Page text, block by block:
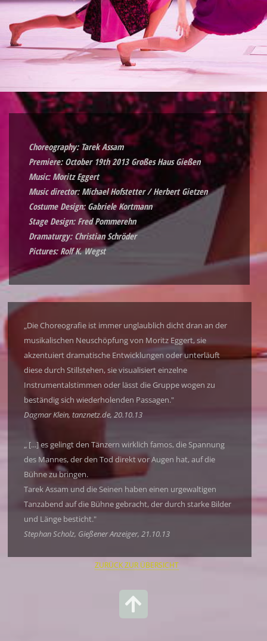
Choreography: Tarek Assam
Premiere: October 19th 2013 Großes Haus Gießen
Music: Moritz Eggert
Music director: Michael Hofstetter / Herbert Gietzen
Costume Design: Gabriele Kortmann
Stage Design: Fred Pommerehn
Dramaturgy: Christian Schröder
Pictures: Rolf K. Wegst
„Die Choreografie ist immer unglaublich dicht dran an der
musikalischen Neuschöpfung von Moritz Eggert, sie
akzentuiert dramatische Entwicklungen oder unterläuft
diese durch Stillstehen, sie visualisiert einzelne
Instrumentalstimmen oder lässt die Gruppe wogen zu
beständig sich wiederholenden Passagen."
Dagmar Klein, tanznetz.de, 20.10.13
„ [...] es gelingt den Tänzern wirklich famos, die Spannung
des Mannes, der den Tod direkt vor Augen hat, auf die
Bühne zu bringen.
Tarek Assam und die Seinen haben einen urgewaltigen
Tanzabend auf die Bühne gebracht, der durch starke Bilder
und Länge besticht."
Stephan Scholz, Gießener Anzeiger, 21.10.13
ZURÜCK ZUR ÜBERSICHT